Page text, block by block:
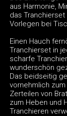
aus Harmonie,
das
Vorlegen bei
Einen Hauch
Tranchierset in
scharfe
wunderschön
Das beidseitig
vornehmlich
Zerteilen von
zum Heben und
Tranchieren